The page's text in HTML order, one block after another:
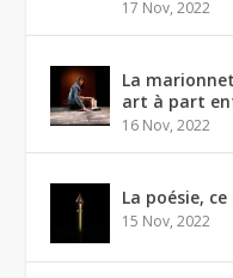
17 Nov, 2022
La
art à part
16 Nov, 2022
La poésie,
15 Nov, 2022